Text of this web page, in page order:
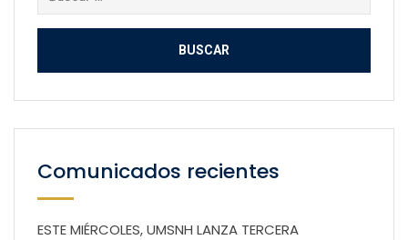
Comunicados recientes
ESTE MIÉRCOLES, UMSNH LANZA TERCERA